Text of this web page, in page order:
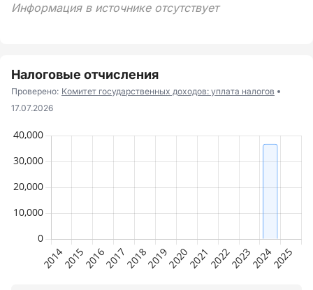
Информация в источнике отсутствует
Налоговые отчисления
Проверено: Комитет государственных доходов: уплата налогов
17.07.2026